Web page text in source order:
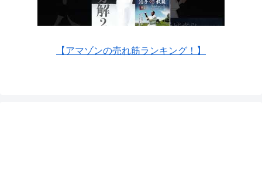
【アマゾンの売れ筋ランキング！】